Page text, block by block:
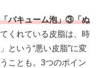
バキューム泡」③「ぬ
くれている皮脂は、時
という“悪い皮脂”に変
ことも。3つのポイン